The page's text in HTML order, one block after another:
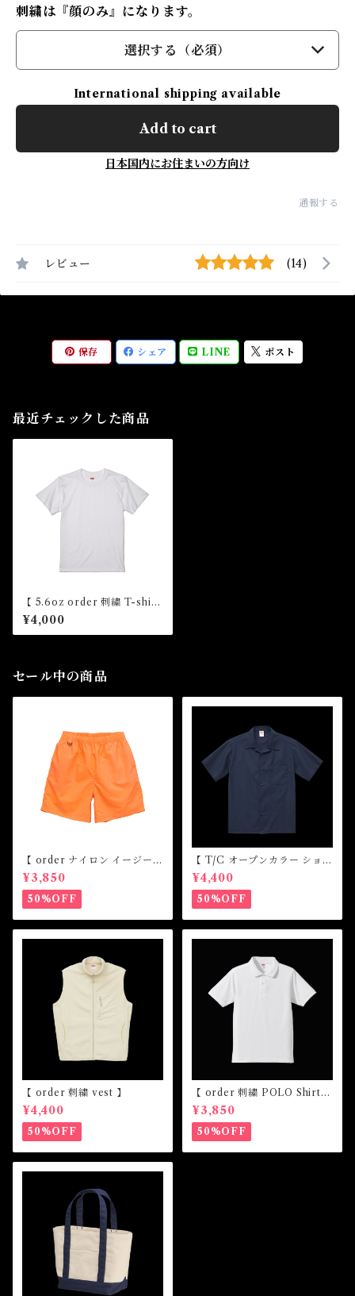
刺繍は『顔のみ』になります。
選択する（必須）
International shipping available
Add to cart
日本国内にお住まいの方向け
通報する
レビュー (14)
保存 シェア LINE ポスト
最近チェックした商品
【 5.6oz order 刺繍 T-shirt
】
¥4,000
セール中の商品
【 order ナイロン イージー
ショーツ】
¥3,850
50%OFF
【 T/C オープンカラー ショー
トスリーブ シャツ 】
¥4,400
50%OFF
【 order 刺繍 vest 】
¥4,400
50%OFF
【 order 刺繍 POLO Shirt
】
¥3,850
50%OFF